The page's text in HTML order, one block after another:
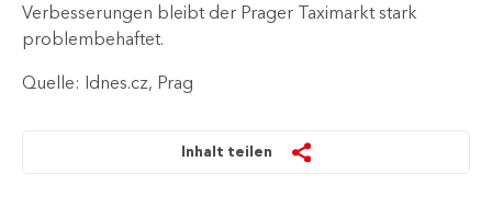
Verbesserungen bleibt der Prager Taximarkt stark
problembehaftet.
Quelle: Idnes.cz, Prag
Inhalt teilen